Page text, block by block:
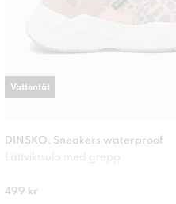
DINSKO, Sneakers waterproof
Lättviktsula med grepp
499 kr
Vattentät